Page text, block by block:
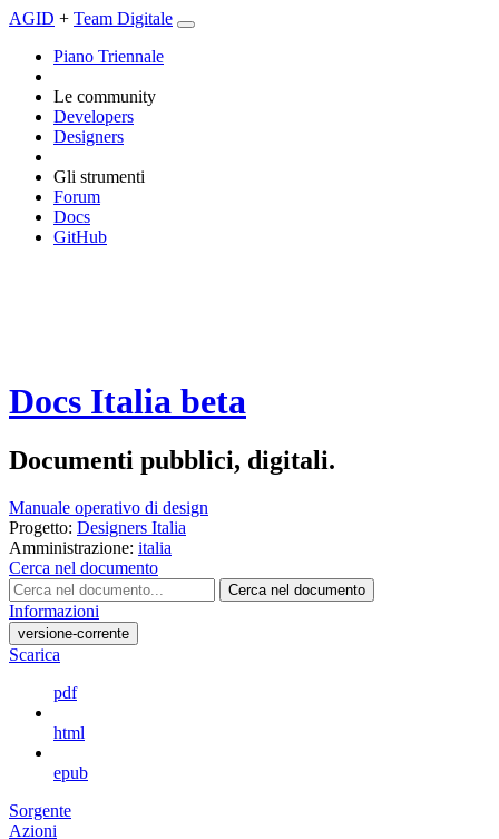
AGID + Team Digitale
Piano Triennale
Le community
Developers
Designers
Gli strumenti
Forum
Docs
GitHub
Docs Italia beta
Documenti pubblici, digitali.
Manuale operativo di design
Progetto: Designers Italia
Amministrazione: italia
Cerca nel documento
Cerca nel documento
Informazioni
versione-corrente
Scarica
pdf
html
epub
Sorgente
Azioni